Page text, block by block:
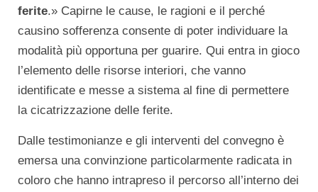
ferite.» Capirne le cause, le ragioni e il perché
causino sofferenza consente di poter individuare la
modalità più opportuna per guarire. Qui entra in gioco
l’elemento delle risorse interiori, che vanno
identificate e messe a sistema al fine di permettere
la cicatrizzazione delle ferite.
Dalle testimonianze e gli interventi del convegno è
emersa una convinzione particolarmente radicata in
coloro che hanno intrapreso il percorso all’interno dei